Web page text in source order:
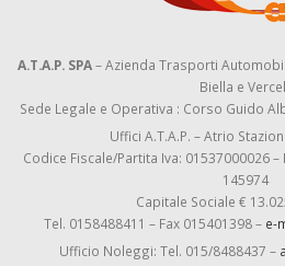
A.T.A.P. SPA– Azienda Trasporti
Biella e
Sede Legale e Operativa : Corso Guido
Uffici A.T.A.P. – Atrio
Codice Fiscale/Partita Iva: 01537000026 –
145974
Capitale Sociale €
Tel. 0158488411 – Fax 015401398 – e-
Ufficio Noleggi: Tel. 015/8488437 –